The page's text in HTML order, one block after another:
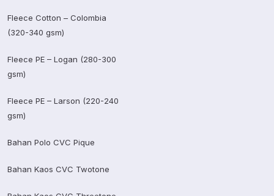
Fleece Cotton – Colombia
(320-340 gsm)
Fleece PE – Logan (280-300
gsm)
Fleece PE – Larson (220-240
gsm)
Bahan Polo CVC Pique
Bahan Kaos CVC Twotone